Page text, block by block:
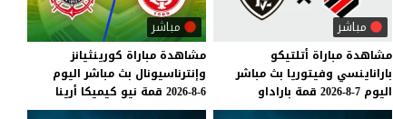
مباشر
مشاهدة مباراة أتلتيكو
باراناينسي وفيتوريا بث مباشر
اليوم 7-8-2026 قمة باراداو
مباشر
مشاهدة مباراة كورينثيانز
وإنترناسيونال بث مباشر اليوم
6-8-2026
قمة نيو كيميكا أرينا